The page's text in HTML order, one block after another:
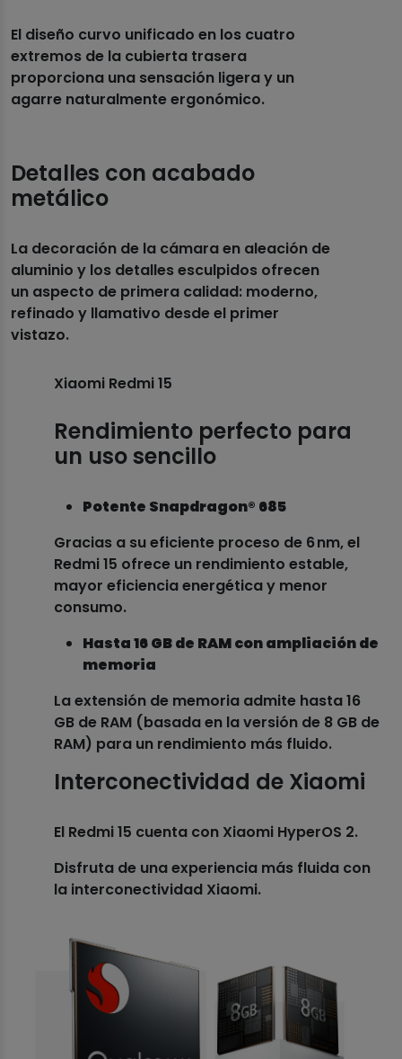
El diseño curvo unificado en los cuatro
extremos de la cubierta trasera
proporciona una sensación ligera y un
agarre naturalmente ergonómico.
Detalles con acabado
metálico
La decoración de la cámara en aleación de
aluminio y los detalles esculpidos ofrecen
un aspecto de primera calidad: moderno,
refinado y llamativo desde el primer
vistazo.
Xiaomi Redmi 15
Rendimiento perfecto para
un uso sencillo
Potente Snapdragon® 685
Gracias a su eficiente proceso de 6 nm, el
Redmi 15 ofrece un rendimiento estable,
mayor eficiencia energética y menor
consumo.
Hasta 16 GB de RAM con ampliación de
memoria
La extensión de memoria admite hasta 16
GB de RAM (basada en la versión de 8 GB de
RAM) para un rendimiento más fluido.
Interconectividad de Xiaomi
El Redmi 15 cuenta con Xiaomi HyperOS 2.
Disfruta de una experiencia más fluida con
la interconectividad Xiaomi.